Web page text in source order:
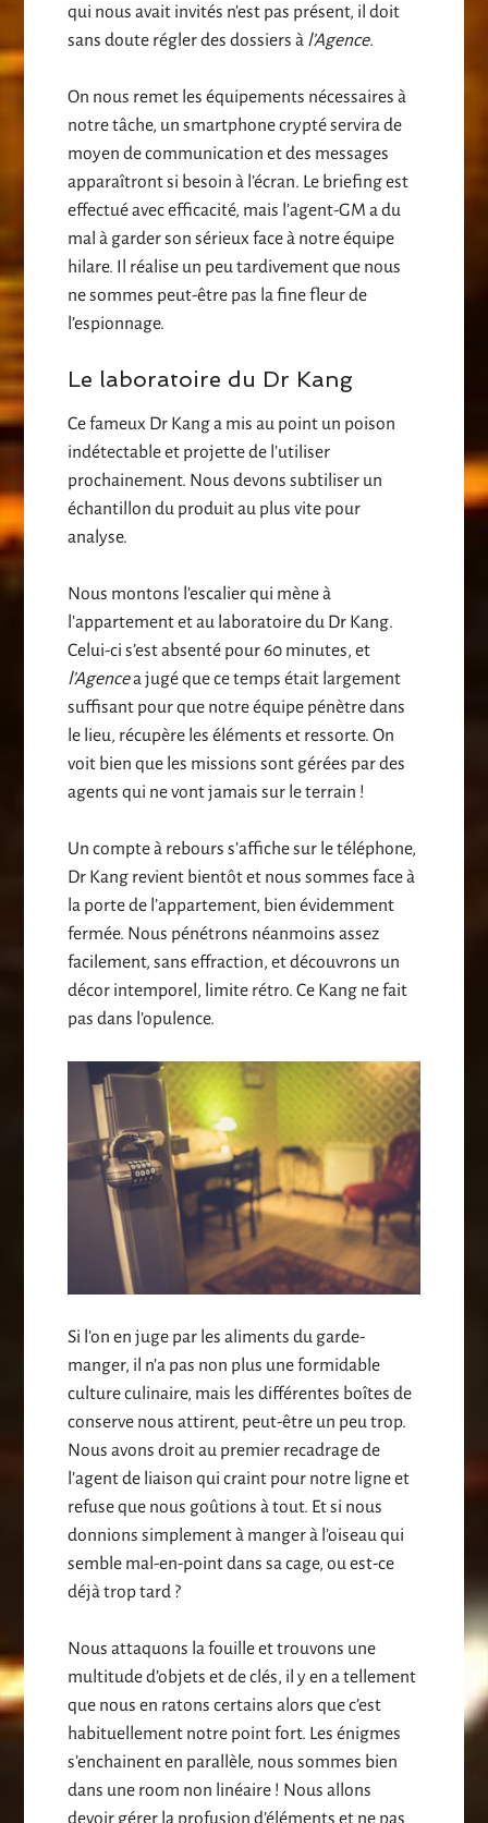
qui nous avait invités n’est pas présent, il doit
sans doute régler des dossiers à l’Agence.
On nous remet les équipements nécessaires à
notre tâche, un smartphone crypté servira de
moyen de communication et des messages
apparaîtront si besoin à l’écran. Le briefing est
effectué avec efficacité, mais l’agent-GM a du
mal à garder son sérieux face à notre équipe
hilare. Il réalise un peu tardivement que nous
ne sommes peut-être pas la fine fleur de
l’espionnage.
Le laboratoire du Dr Kang
Ce fameux Dr Kang a mis au point un poison
indétectable et projette de l’utiliser
prochainement. Nous devons subtiliser un
échantillon du produit au plus vite pour
analyse.
Nous montons l’escalier qui mène à
l’appartement et au laboratoire du Dr Kang.
Celui-ci s’est absenté pour 60 minutes, et
l’Agencea jugé que ce temps était largement
suffisant pour que notre équipe pénètre dans
le lieu, récupère les éléments et ressorte. On
voit bien que les missions sont gérées par des
agents qui ne vont jamais sur le terrain !
Un compte à rebours s’affiche sur le téléphone,
Dr Kang revient bientôt et nous sommes face à
la porte de l’appartement, bien évidemment
fermée. Nous pénétrons néanmoins assez
facilement, sans effraction, et découvrons un
décor intemporel, limite rétro. Ce Kang ne fait
pas dans l’opulence.
Si l’on en juge par les aliments du garde-
manger, il n’a pas non plus une formidable
culture culinaire, mais les différentes boîtes de
conserve nous attirent, peut-être un peu trop.
Nous avons droit au premier recadrage de
l’agent de liaison qui craint pour notre ligne et
refuse que nous goûtions à tout. Et si nous
donnions simplement à manger à l’oiseau qui
semble mal-en-point dans sa cage, ou est-ce
déjà trop tard ?
Nous attaquons la fouille et trouvons une
multitude d’objets et de clés, il y en a tellement
que nous en ratons certains alors que c’est
habituellement notre point fort. Les énigmes
s’enchainent en parallèle, nous sommes bien
dans une room non linéaire ! Nous allons